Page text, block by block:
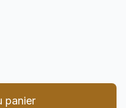
quantité
panier